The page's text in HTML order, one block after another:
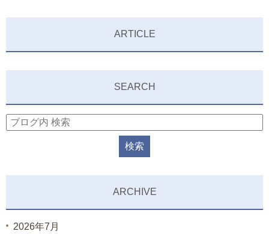
ARTICLE
SEARCH
ARCHIVE
2026年7月